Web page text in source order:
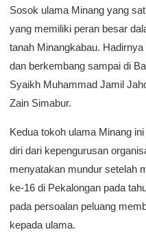
Sosok ulama Minang yang
yang memiliki peran besar
tanah Minangkabau.
dan berkembang sampai di
Syaikh Muhammad Jamil
Zain Simabur.
Kedua tokoh ulama Minang
diri dari kepengurusan
menyatakan mundur setelah
ke-16 di Pekalongan pada
pada persoalan peluang
kepada ulama.